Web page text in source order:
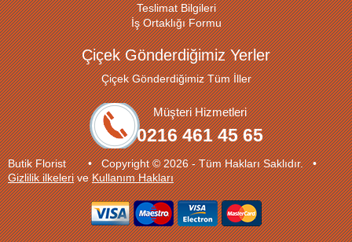
Teslimat Bilgileri
İş Ortaklığı Formu
Çiçek Gönderdiğimiz Yerler
Çiçek Gönderdiğimiz Tüm İller
Müşteri Hizmetleri
0216 461 45 65
Butik Florist • Copyright © 2026 - Tüm Hakları Saklıdır. •
Gizlilik ilkeleriveKullanım Hakları